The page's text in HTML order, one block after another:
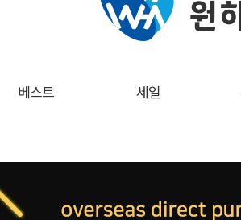
베스트 세일